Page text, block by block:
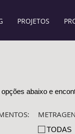
PROJETOS
abaixo e
TODAS